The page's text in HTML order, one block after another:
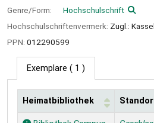
Genre/Form:
Hochschulschrift
Hochschulschriftenvermerk: Zugl.:
PPN: 012290599
Exemplare ( 1 )
Exemplare
Heimatbibliothek